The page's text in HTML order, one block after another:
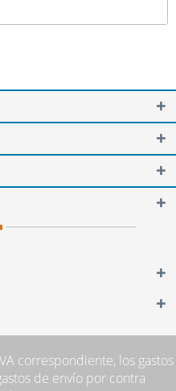
correspondiente, los gastos
de envío por contra